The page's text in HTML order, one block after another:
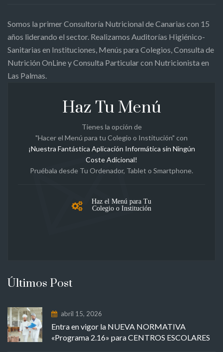
Somos la primer Consultoría Nutricional de Canarias con 15
años liderando el sector. Realizamos Auditorías Higiénico-
Sanitarias en Instituciones, Menús para Colegios, Consulta de
Nutrición OnLine y Consulta Particular con Nutricionista en
Las Palmas.
Haz Tu Menú
Tienes la opción de
"Hacer el Menú para tu Colegio o Institución" con
¡Nuestra Fantástica Aplicación Informática sin Ningún
Coste Adicional!
Pruébala desde Tu Ordenador, Tablet o Smartphone.
Haz el Menú para Tu
Colegio o Institución
Últimos Post
abril 15, 2026
Entra en vigor la NUEVA NORMATIVA
«Programa 2.16» para CENTROS ESCOLARES